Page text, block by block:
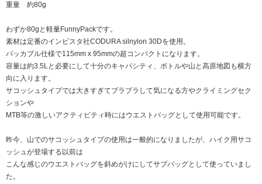
重量 約80g
わずか80gと軽量FunnyPackです。
素材は定番のインビスタ社CODURA silnylon 30Dを使用。
パッカブル仕様で115mm x 95mmの超コンパクトになります。
容量は約3.5Lと必要にして十分のキャパシティ、ボトルや山と高原地図も横方
向に入ります。
サコッシュタイプでは大きすぎてブラブラして気になる方やクライミングセク
ションや
MTB等の激しいアクティビティ時にはウエストバッグとして使用可能です。
昨今、山でのサコッシュタイプの使用は一般的になりましたが、ハイク用サコ
ッシュが登場する以前は
こんな感じのウエストバッグを斜めがけにしてサブバッグとして使っていまし
た。